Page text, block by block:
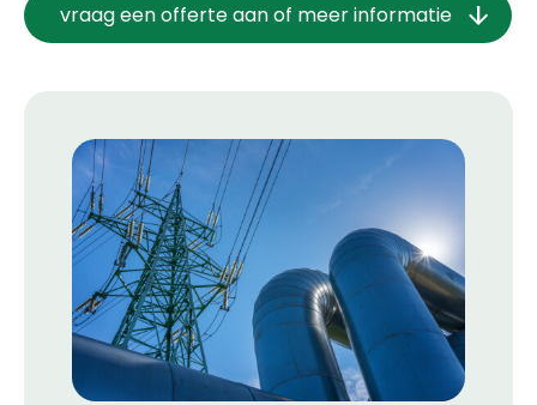
vraag een offerte aan of meer informatie